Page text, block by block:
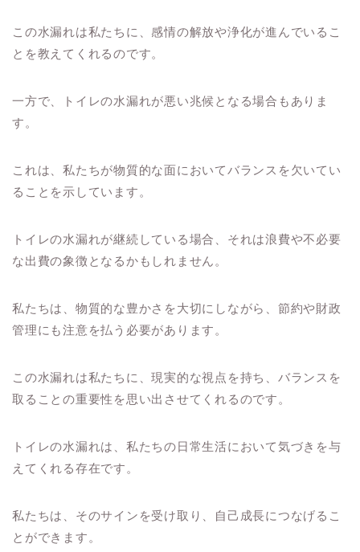
この水漏れは私たちに、感情の解放や浄化が進んでいるこ
とを教えてくれるのです。
一方で、トイレの水漏れが悪い兆候となる場合もありま
す。
これは、私たちが物質的な面においてバランスを欠いてい
ることを示しています。
トイレの水漏れが継続している場合、それは浪費や不必要
な出費の象徴となるかもしれません。
私たちは、物質的な豊かさを大切にしながら、節約や財政
管理にも注意を払う必要があります。
この水漏れは私たちに、現実的な視点を持ち、バランスを
取ることの重要性を思い出させてくれるのです。
トイレの水漏れは、私たちの日常生活において気づきを与
えてくれる存在です。
私たちは、そのサインを受け取り、自己成長につなげるこ
とができます。